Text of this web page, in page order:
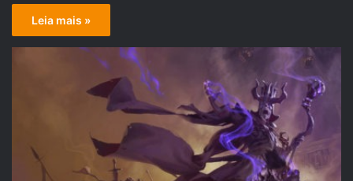
Leia mais »